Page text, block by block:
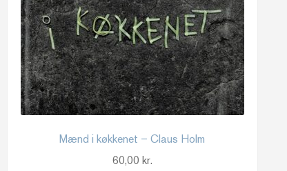
Mænd i køkkenet – Claus Holm
60,00 kr.